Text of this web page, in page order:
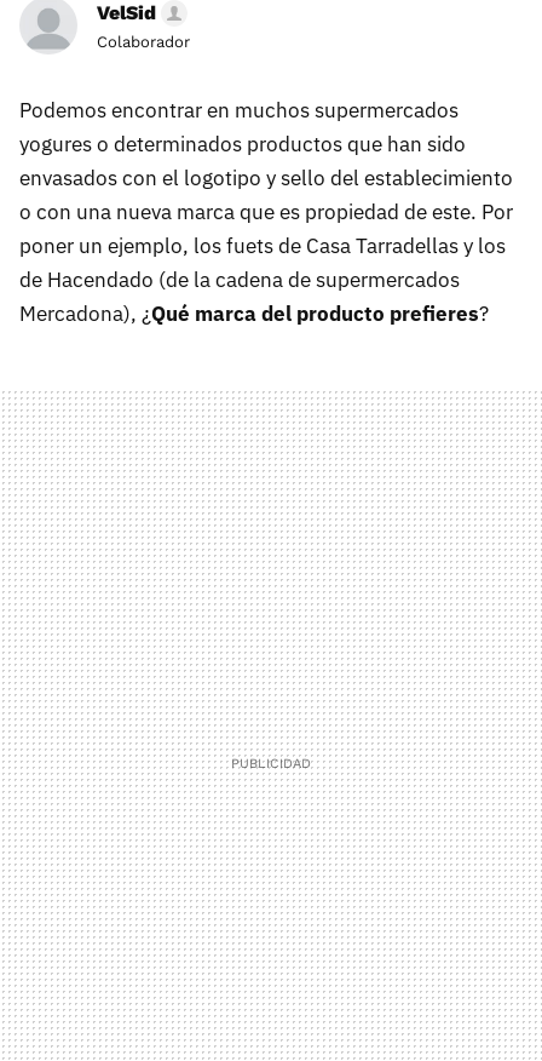
VelSid
Colaborador
Podemos encontrar en muchos supermercados
yogures o determinados productos que han sido
envasados con el logotipo y sello del establecimiento
o con una nueva marca que es propiedad de este. Por
poner un ejemplo, los fuets de Casa Tarradellas y los
de Hacendado (de la cadena de supermercados
Mercadona), ¿Qué marca del producto prefieres?